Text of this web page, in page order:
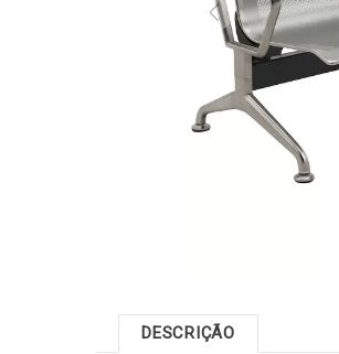
DESCRIÇÃO